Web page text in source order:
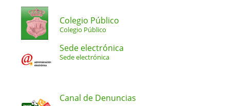
Colegio Público
Colegio Público
Sede electrónica
Sede electrónica
Canal de Denuncias